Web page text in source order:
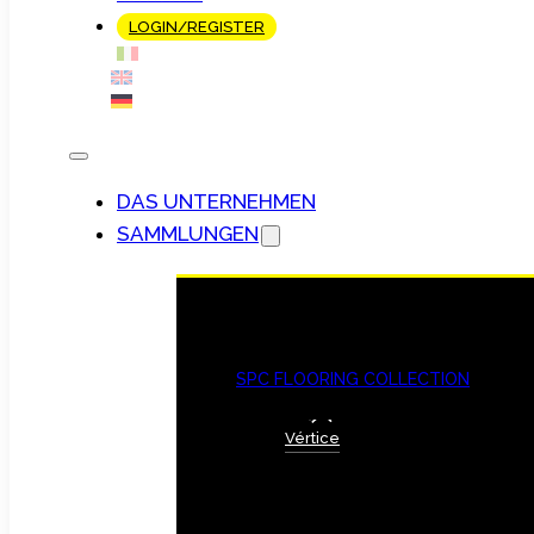
LOGIN/REGISTER
DAS UNTERNEHMEN
SAMMLUNGEN
SPC FLOORING COLLECTION
Vértice